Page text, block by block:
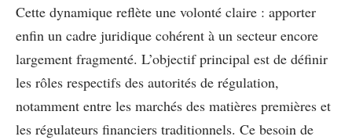
Cette dynamique reflète une volonté claire : apporter
enfin un cadre juridique cohérent à un secteur encore
largement fragmenté. L’objectif principal est de définir
les rôles respectifs des autorités de régulation,
notamment entre les marchés des matières premières et
les régulateurs financiers traditionnels. Ce besoin de